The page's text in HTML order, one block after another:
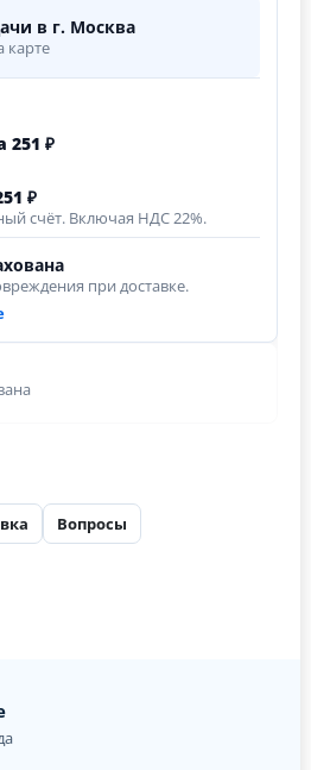
в г. Москва
карте
251 ₽
₽
счёт. Включая НДС 22%.
при доставке.
Вопросы